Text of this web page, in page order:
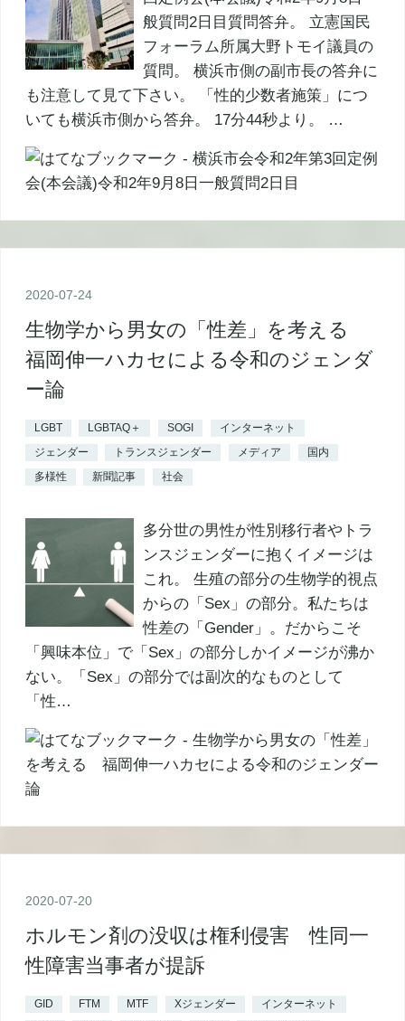
般質問2日目質問答弁。 立憲国民
フォーラム所属大野トモイ議員の
質問。 横浜市側の副市長の答弁に
も注意して見て下さい。 「性的少数者施策」につ
いても横浜市側から答弁。 17分44秒より。 …
2020-07-24
生物学から男女の「性差」を考える
福岡伸一ハカセによる令和のジェンダ
ー論
LGBT LGBTAQ＋ SOGI
インターネット
ジェンダー
トランスジェンダー メディア
国内
多様性
新聞記事 社会
多分世の男性が性別移行者やトラ
ンスジェンダーに抱くイメージは
これ。 生殖の部分の生物学的視点
からの「Sex」の部分。私たちは
性差の「Gender」。だからこそ
「興味本位」で「Sex」の部分しかイメージが沸か
ない。「Sex」の部分では副次的なものとして
「性…
2020-07-20
ホルモン剤の没収は権利侵害 性同一
性障害当事者が提訴
GID FTM MTF Xジェンダー
インターネット